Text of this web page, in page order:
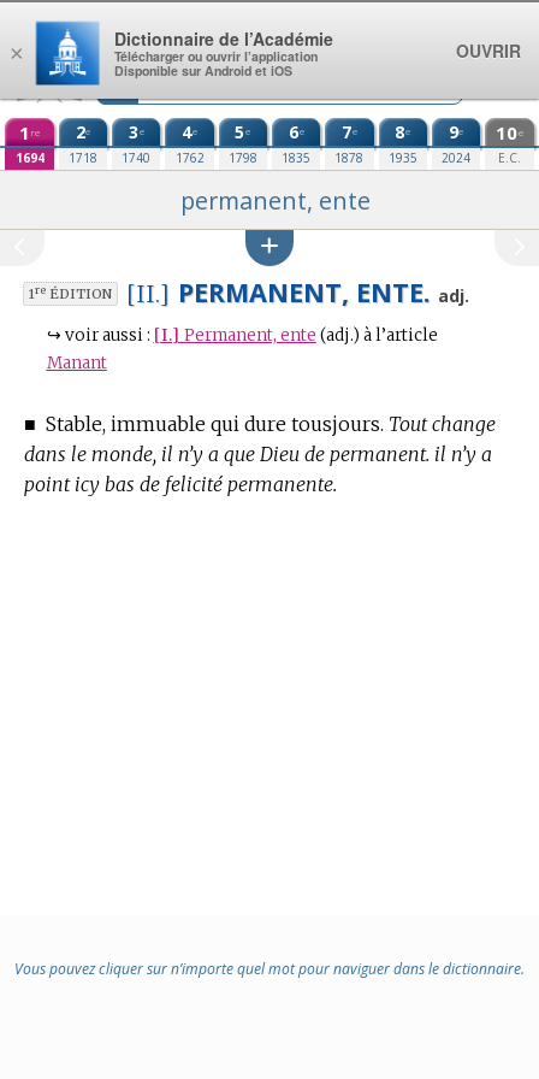
Aller au contenu
1 re
1694
2e
1718
3e
1740
4e
1762
5e
1798
6e
1835
7e
1878
8e
1935
9e
2024
10e
E.C.
permanent, ente
1reÉDITION [II.] PERMANENT, ENTE. adj.
↪ voir aussi : [I.] Permanent, ente (adj.) à l’article
Manant
■ Stable, immuable qui dure tousjours. Tout change
dans le monde, il n’y a que Dieu de permanent. il n’y a
point icy bas de felicité permanente.
Vous pouvez cliquer sur n’importe quel mot pour naviguer dans le dictionnaire.
×
Dictionnaire de l’Académie
Télécharger ou ouvrir l’application
Disponible sur Android et iOS
OUVRIR